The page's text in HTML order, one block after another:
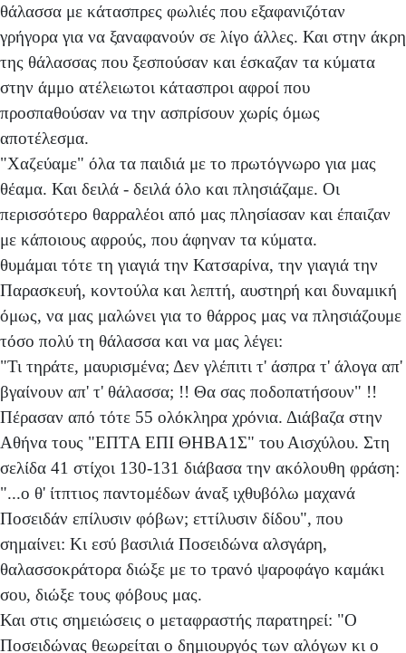
θάλασσα με κάτασπρες φωλιές που εξαφανιζόταν
γρήγορα για να ξαναφανούν σε λίγο άλλες. Και στην άκρη
της θάλασσας που ξεσπούσαν και έσκαζαν τα κύματα
στην άμμο ατέλειωτοι κάτασπροι αφροί που
προσπαθούσαν να την ασπρίσουν χωρίς όμως
αποτέλεσμα.
"Χαζεύαμε" όλα τα παιδιά με το πρωτόγνωρο για μας
θέαμα. Και δειλά - δειλά όλο και πλησιάζαμε. Οι
περισσότερο θαρραλέοι από μας πλησίασαν και έπαιζαν
με κάποιους αφρούς, που άφηναν τα κύματα.
θυμάμαι τότε τη γιαγιά την Κατσαρίνα, την γιαγιά την
Παρασκευή, κοντούλα και λεπτή, αυστηρή και δυναμική
όμως, να μας μαλώνει για το θάρρος μας να πλησιάζουμε
τόσο πολύ τη θάλασσα και να μας λέγει:
"Τι τηράτε, μαυρισμένα; Δεν γλέπιτι τ' άσπρα τ' άλογα απ'
βγαίνουν απ' τ' θάλασσα; !! Θα σας ποδοπατήσουν" !!
Πέρασαν από τότε 55 ολόκληρα χρόνια. Διάβαζα στην
Αθήνα τους "ΕΠΤΑ ΕΠΙ ΘΗΒΑ1Σ" του Αισχύλου. Στη
σελίδα 41 στίχοι 130-131 διάβασα την ακόλουθη φράση:
"...ο θ' ίτπτιος παντομέδων άναξ ιχθυβόλω μαχανά
Ποσειδάν επίλυσιν φόβων; εττίλυσιν δίδου", που
σημαίνει: Κι εσύ βασιλιά Ποσειδώνα αλσγάρη,
θαλασσοκράτορα διώξε με το τρανό ψαροφάγο καμάκι
σου, διώξε τους φόβους μας.
Και στις σημειώσεις ο μεταφραστής παρατηρεί: "Ο
Ποσειδώνας θεωρείται ο δημιουργός των αλόγων κι ο